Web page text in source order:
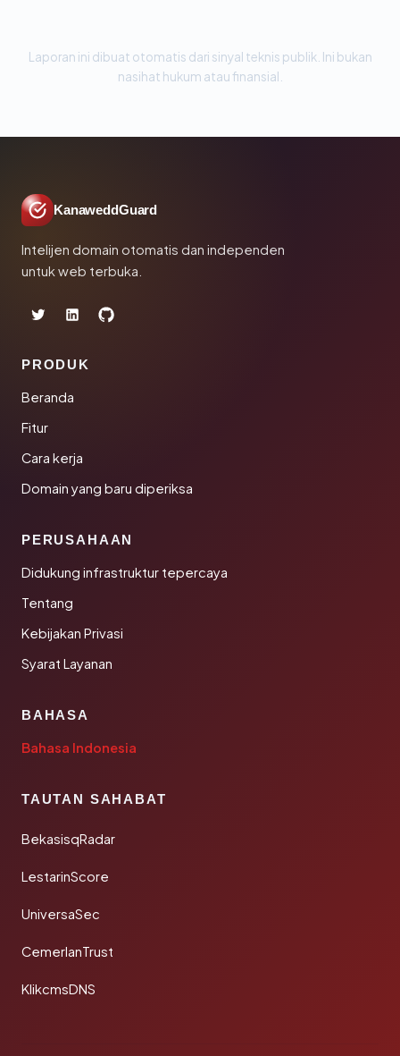
Laporan ini dibuat otomatis dari sinyal teknis publik. Ini bukan
nasihat hukum atau finansial.
KanaweddGuard
Intelijen domain otomatis dan independen
untuk web terbuka.
PRODUK
Beranda
Fitur
Cara kerja
Domain yang baru diperiksa
PERUSAHAAN
Didukung infrastruktur tepercaya
Tentang
Kebijakan Privasi
Syarat Layanan
BAHASA
Bahasa Indonesia
TAUTAN SAHABAT
BekasisqRadar
LestarinScore
UniversaSec
CemerlanTrust
KlikcmsDNS